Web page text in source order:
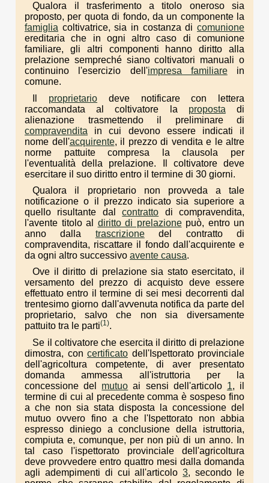
Qualora il trasferimento a titolo oneroso sia
proposto, per quota di fondo, da un componente la
famiglia coltivatrice, sia in costanza di comunione
ereditaria che in ogni altro caso di comunione
familiare, gli altri componenti hanno diritto alla
prelazione sempreché siano coltivatori manuali o
continuino l'esercizio dell'impresa familiarein
comune.
proprietario deve notificare con lettera
raccomandata al coltivatore la proposta di
alienazione trasmettendo il preliminare di
compravendita in cui devono essere indicati il
nome dell'acquirente, il prezzo di vendita e le altre
norme pattuite compresa la clausola per
l'eventualità della prelazione. Il coltivatore deve
esercitare il suo diritto entro il termine di 30 giorni.
Qualora il proprietario non provveda a tale
notificazione o il prezzo indicato sia superiore a
quello risultante dalcontratto di compravendita,
l'avente titolo al diritto di prelazionepuò, entro un
anno dalla trascrizionedel contratto di
compravendita, riscattare il fondo dall'acquirente e
da ogni altro successivo avente causa.
Ove il diritto di prelazione sia stato esercitato, il
versamento del prezzo di acquisto deve essere
effettuato entro il termine di sei mesi decorrenti dal
trentesimo giorno dall'avvenuta notifica da parte del
proprietario, salvo che non sia diversamente
pattuito tra le parti(1).
Se il coltivatore che esercita il diritto di prelazione
dimostra, con certificato dell'Ispettorato provinciale
dell'agricoltura competente, di aver presentato
domanda ammessa all'istruttoria per la
concessione del mutuo ai sensi dell'articolo 1, il
termine di cui al precedente comma è sospeso fino
a che non sia stata disposta la concessione del
mutuo ovvero fino a che l'Ispettorato non abbia
espresso diniego a conclusione della istruttoria,
compiuta e, comunque, per non più di un anno. In
tal caso l'ispettorato provinciale dell'agricoltura
deve provvedere entro quattro mesi dalla domanda
agli adempimenti di cui all'articolo3, secondo le